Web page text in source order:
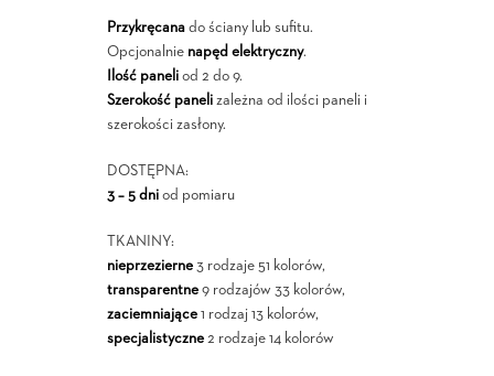
Przykręcanado ściany lub sufitu.
Opcjonalnie napęd elektryczny.
Ilość paneliod 2 do 9.
Szerokość panelizależna od ilości paneli i
szerokości zasłony.
DOSTĘPNA:
3 – 5 dniod pomiaru
TKANINY:
nieprzezierne3 rodzaje 51 kolorów,
transparentne9 rodzajów 33 kolorów,
zaciemniające1 rodzaj 13 kolorów,
specjalistyczne2 rodzaje 14 kolorów